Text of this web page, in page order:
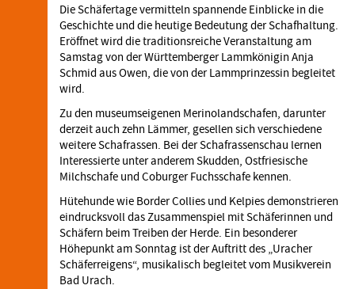
Die Schäfertage vermitteln spannende Einblicke in die
Geschichte und die heutige Bedeutung der Schafhaltung.
Eröffnet wird die traditionsreiche Veranstaltung am
Samstag von der Württemberger Lammkönigin Anja
Schmid aus Owen, die von der Lammprinzessin begleitet
wird.
Zu den museumseigenen Merinolandschafen, darunter
derzeit auch zehn Lämmer, gesellen sich verschiedene
weitere Schafrassen. Bei der Schafrassenschau lernen
Interessierte unter anderem Skudden, Ostfriesische
Milchschafe und Coburger Fuchsschafe kennen.
Hütehunde wie Border Collies und Kelpies demonstrieren
eindrucksvoll das Zusammenspiel mit Schäferinnen und
Schäfern beim Treiben der Herde. Ein besonderer
Höhepunkt am Sonntag ist der Auftritt des „Uracher
Schäferreigens“, musikalisch begleitet vom Musikverein
Bad Urach.